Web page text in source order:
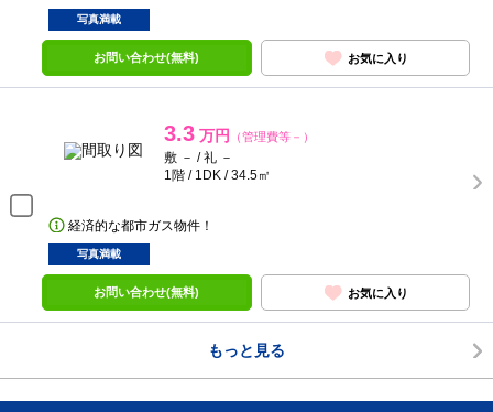
写真満載
お問い合わせ(無料) お気に入り
3.3 万円 （管理費等－）
敷 － / 礼 －
1階 / 1DK / 34.5㎡
経済的な都市ガス物件！
写真満載
お問い合わせ(無料) お気に入り
もっと見る